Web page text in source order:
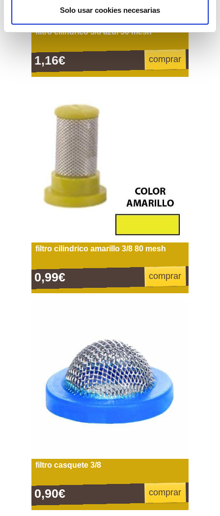
Solo usar cookies necesarias
filtro cilindrico 3/8 azul 50 mesh
1,16€ comprar
filtro cilindrico amarillo 3/8 80 mesh
0,99€ comprar
filtro casquete 3/8
0,90€ comprar